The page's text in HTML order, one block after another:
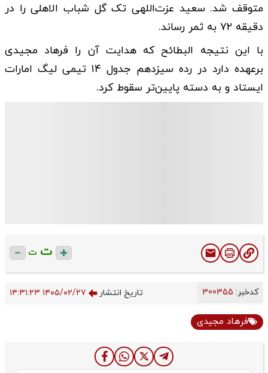
متوقف شد. سعید عزت‌اللهی تک گل شباب الاهلی را در
دقیقه ٧٢ به ثمر رساند.
با این نتیجه البطائح که هدایت آن را فرهاد مجیدی
برعهده دارد در رده سیزدهم جدول ١4 تیمی لیگ امارات
ایستاد و به دسته پایین‌تر سقوط کرد.
ت ت
کدخبر: تاریخ انتشار ۱۴۰۵/۰۲/۲۷ ۱۴:۳۱:۲۳
فرهاد مجیدی